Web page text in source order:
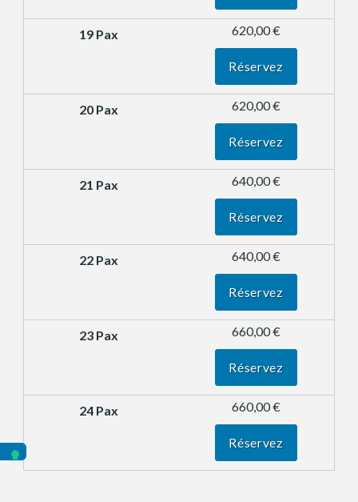
620,00 €
Réservez
620,00 €
Réservez
640,00 €
Réservez
640,00 €
Réservez
660,00 €
Réservez
660,00 €
Réservez